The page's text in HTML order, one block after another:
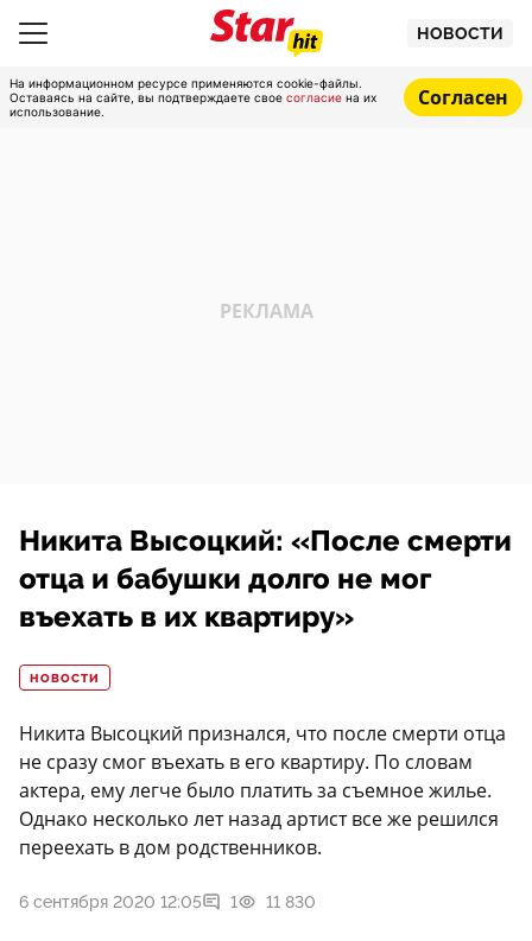
НОВОСТИ
На информационном ресурсе применяются cookie-файлы.
Оставаясь на сайте, вы подтверждаете свое согласие на их
использование.
Согласен
Никита Высоцкий: «После смерти
отца и бабушки долго не мог
въехать в их квартиру»
НОВОСТИ
Никита Высоцкий признался, что после смерти отца
не сразу смог въехать в его квартиру. По словам
актера, ему легче было платить за съемное жилье.
Однако несколько лет назад артист все же решился
переехать в дом родственников.
6 сентября 2020 12:05 1 11 830